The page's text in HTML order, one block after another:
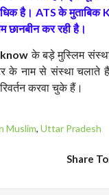
है। ATSके मुताबिक
छानबीन कर रही है।
के बड़े मुस्लिम
के नाम से संस्था चलाते
करवा चुके हैं।
Muslim, Uttar Pradesh
Share